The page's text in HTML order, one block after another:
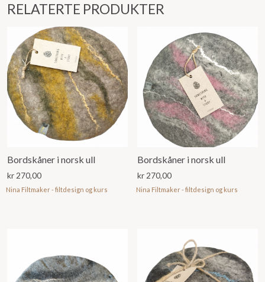
RELATERTE PRODUKTER
Bordskåner i norsk ull
kr 270,00
Nina Filtmaker - filtdesign og kurs
Bordskåner i norsk ull
kr 270,00
Nina Filtmaker - filtdesign og kurs